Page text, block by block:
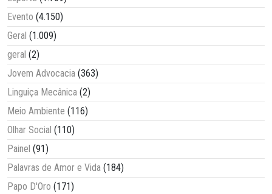
Evento (4.150)
Geral (1.009)
geral (2)
Jovem Advocacia (363)
Linguiça Mecânica (2)
Meio Ambiente (116)
Olhar Social (110)
Painel (91)
Palavras de Amor e Vida (184)
Papo D'Oro (171)